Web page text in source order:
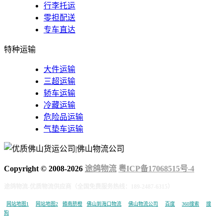
行李托运
零担配送
专车直达
特种运输
大件运输
三超运输
轿车运输
冷藏运输
危险品运输
气垫车运输
Copyright © 2008-2026 途鸽物流 粤ICP备17068515号-4
网站地图1 网站地图2 赣南脐橙 佛山到海口物流 佛山物流公司 百度 360搜索
搜
狗